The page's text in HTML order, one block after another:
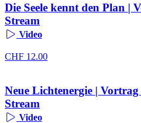
Die Seele kennt den Plan |
Stream
Video
CHF 12.00
Neue Lichtenergie |
Stream
Video